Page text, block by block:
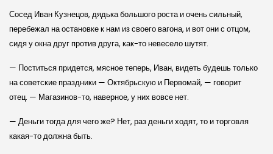
Сосед Иван Кузнецов, дядька большого роста и очень сильный,
перебежал на остановке к нам из своего вагона, и вот они с отцом,
сидя у окна друг против друга, как-то невесело шутят.
— Поститься придется, мясное теперь, Иван, видеть будешь только
на советские праздники — Октябрьскую и Первомай, — говорит
отец. — Магазинов-то, наверное, у них вовсе нет.
— Деньги тогда для чего же? Нет, раз деньги ходят, то и торговля
какая-то должна быть.